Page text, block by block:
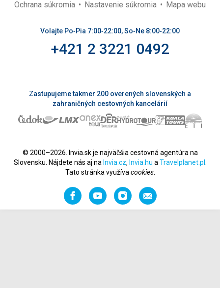
Ochrana súkromia Nastavenie súkromia Mapa webu
Volajte Po‑Pia 7:00‑22:00, So‑Ne 8:00‑22:00
+421 2 3221 0492
Zastupujeme takmer 200 overených slovenských a
zahraničných cestovných kancelárií
© 2000–2026. Invia.sk je najväčšia cestovná agentúra na
Slovensku. Nájdete nás aj na Invia.cz, Invia.hu a Travelplanet.pl
Tato stránka využíva cookies.
FacebookYouTubeInstagramOdporučiť